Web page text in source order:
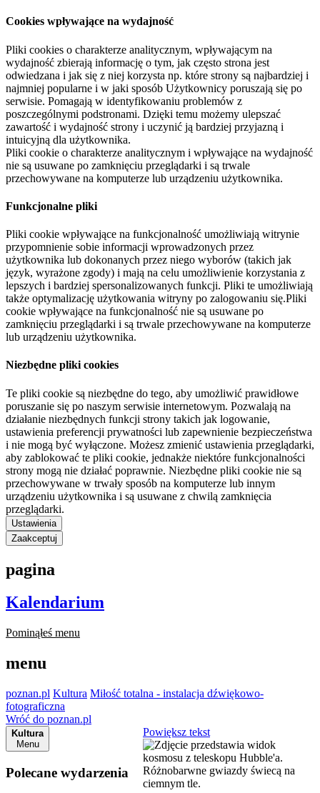
Cookies wpływające na wydajność
Pliki cookies o charakterze analitycznym, wpływającym na
wydajność zbierają informację o tym, jak często strona jest
odwiedzana i jak się z niej korzysta np. które strony są najbardziej i
najmniej popularne i w jaki sposób Użytkownicy poruszają się po
serwisie. Pomagają w identyfikowaniu problemów z
poszczególnymi podstronami. Dzięki temu możemy ulepszać
zawartość i wydajność strony i uczynić ją bardziej przyjazną i
intuicyjną dla użytkownika.
Pliki cookie o charakterze analitycznym i wpływające na wydajność
nie są usuwane po zamknięciu przeglądarki i są trwale
przechowywane na komputerze lub urządzeniu użytkownika.
Funkcjonalne pliki
Pliki cookie wpływające na funkcjonalność umożliwiają witrynie
przypomnienie sobie informacji wprowadzonych przez
użytkownika lub dokonanych przez niego wyborów (takich jak
język, wyrażone zgody) i mają na celu umożliwienie korzystania z
lepszych i bardziej spersonalizowanych funkcji. Pliki te umożliwiają
także optymalizację użytkowania witryny po zalogowaniu się.Pliki
cookie wpływające na funkcjonalność nie są usuwane po
zamknięciu przeglądarki i są trwale przechowywane na komputerze
lub urządzeniu użytkownika.
Niezbędne pliki cookies
Te pliki cookie są niezbędne do tego, aby umożliwić prawidłowe
poruszanie się po naszym serwisie internetowym. Pozwalają na
działanie niezbędnych funkcji strony takich jak logowanie,
ustawienia preferencji prywatności lub zapewnienie bezpieczeństwa
i nie mogą być wyłączone. Możesz zmienić ustawienia przeglądarki,
aby zablokować te pliki cookie, jednakże niektóre funkcjonalności
strony mogą nie działać poprawnie. Niezbędne pliki cookie nie są
przechowywane w trwały sposób na komputerze lub innym
urządzeniu użytkownika i są usuwane z chwilą zamknięcia
przeglądarki.
Ustawienia
Zaakceptuj
pagina
Kalendarium
Pominąłeś menu
menu
poznan.pl Kultura Miłość totalna - instalacja dźwiękowo-
fotograficzna
Wróć do poznan.pl
Kultura
Menu
Polecane wydarzenia
Powiększ tekst